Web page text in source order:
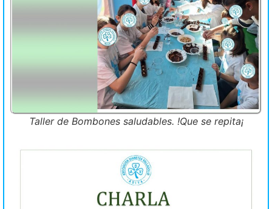
Taller de Bombones saludables. !Que se repita¡